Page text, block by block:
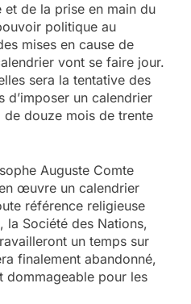
de la prise en main du
politique au
mises en cause de
vont se faire jour.
sera la tentative des
d’imposer un calendrier
douze mois de trente
Auguste Comte
œuvre un calendrier
référence religieuse
la Société des Nations,
un temps sur
finalement abandonné,
dommageable pour les